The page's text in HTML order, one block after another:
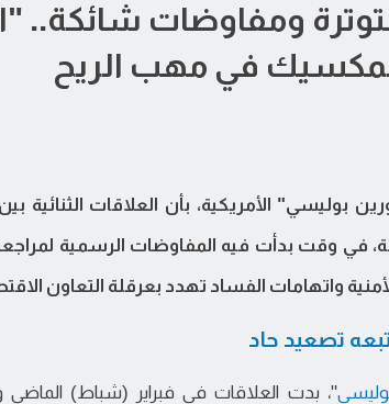
ومفاوضات شائكة..
في مهب الريح
بوليسي" الأمريكية، بأن العلاقات الثنائية
الأمنية واتهامات الفساد تهدد بعرقلة التعاون
تصعيد حاد
"، بدت العلاقات في فبراير (شباط) الماضي